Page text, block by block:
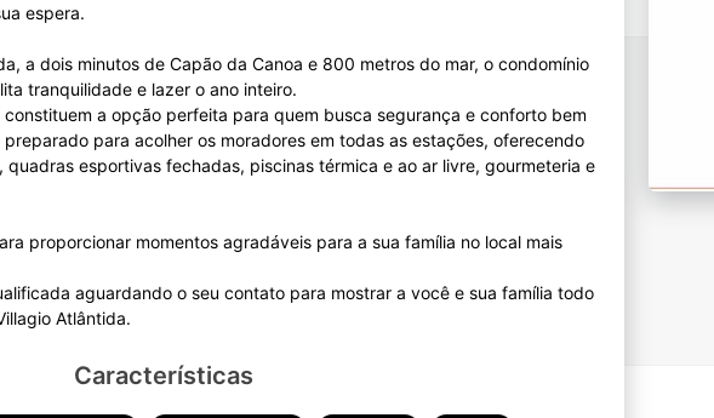
espera.
a dois minutos de Capão da Canoa e 800 metros do mar, o condomínio
tranquilidade e lazer o ano inteiro.
a opção perfeita para quem busca segurança e conforto bem
para acolher os moradores em todas as estações, oferecendo
esportivas fechadas, piscinas térmica e ao ar livre, gourmeteria e
proporcionar momentos agradáveis para a sua família no local mais
aguardando o seu contato para mostrar a você e sua família todo
Características